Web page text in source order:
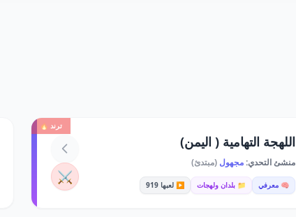
ترند 🔥
اللهجة التهامية ( اليمن)
منشئ التحدي:مجهول (مبتدئ)
🧠 معرفي 📁 بلدان ولهجات ▶️ لعبها 919 ⚔️